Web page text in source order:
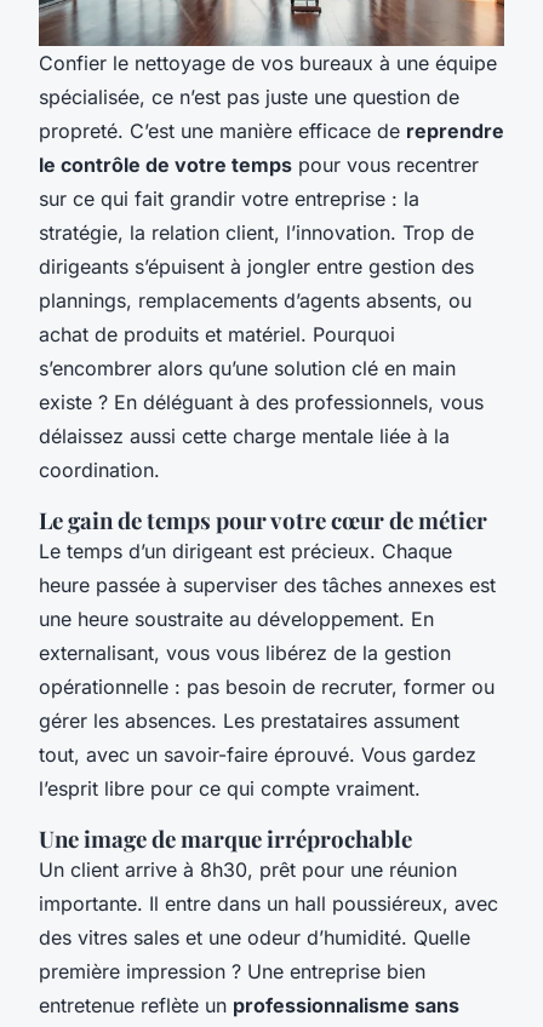
Confier le nettoyage de vos bureaux à une équipe
spécialisée, ce n’est pas juste une question de
propreté. C’est une manière efficace de reprendre
le contrôle de votre temps pour vous recentrer
sur ce qui fait grandir votre entreprise : la
stratégie, la relation client, l’innovation. Trop de
dirigeants s’épuisent à jongler entre gestion des
plannings, remplacements d’agents absents, ou
achat de produits et matériel. Pourquoi
s’encombrer alors qu’une solution clé en main
existe ? En déléguant à des professionnels, vous
délaissez aussi cette charge mentale liée à la
coordination.
Le gain de temps pour votre cœur de métier
Le temps d’un dirigeant est précieux. Chaque
heure passée à superviser des tâches annexes est
une heure soustraite au développement. En
externalisant, vous vous libérez de la gestion
opérationnelle : pas besoin de recruter, former ou
gérer les absences. Les prestataires assument
tout, avec un savoir-faire éprouvé. Vous gardez
l’esprit libre pour ce qui compte vraiment.
Une image de marque irréprochable
Un client arrive à 8h30, prêt pour une réunion
importante. Il entre dans un hall poussiéreux, avec
des vitres sales et une odeur d’humidité. Quelle
première impression ? Une entreprise bien
entretenue reflète un professionnalisme sans